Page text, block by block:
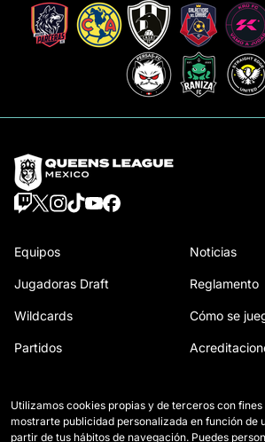
Equipos
Jugadoras Draft
Wildcards
Partidos
Estadísticas
Noticias
Reglamento
Cómo se
Trabaja con
Utilizamos cookies propias y de terceros con
mostrarte publicidad personalizada en función de
partir de tus hábitos de navegación. Puedes